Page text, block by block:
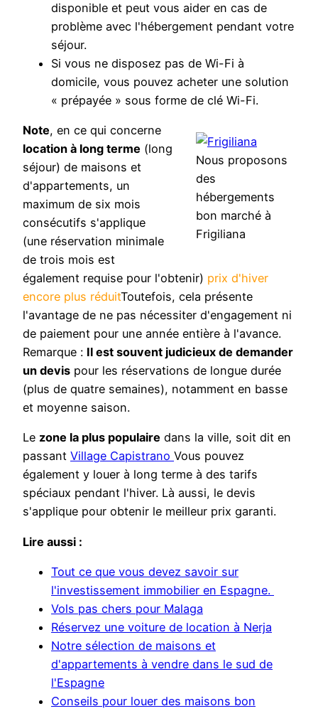
disponible et peut vous aider en cas de
problème avec l'hébergement pendant votre
séjour.
Si vous ne disposez pas de Wi-Fi à
domicile, vous pouvez acheter une solution
« prépayée » sous forme de clé Wi-Fi.
Nous proposons
des
hébergements
bon marché à
Frigiliana
Note, en ce qui concerne
location à long terme (long
séjour) de maisons et
d'appartements, un
maximum de six mois
consécutifs s'applique
(une réservation minimale
de trois mois est
également requise pour l'obtenir) prix d'hiver
encore plus réduitToutefois, cela présente
l'avantage de ne pas nécessiter d'engagement ni
de paiement pour une année entière à l'avance.
Remarque : Il est souvent judicieux de demander
un devis pour les réservations de longue durée
(plus de quatre semaines), notamment en basse
et moyenne saison.
Le zone la plus populaire dans la ville, soit dit en
passant Village Capistrano Vous pouvez
également y louer à long terme à des tarifs
spéciaux pendant l'hiver. Là aussi, le devis
s'applique pour obtenir le meilleur prix garanti.
Lire aussi :
Tout ce que vous devez savoir sur
l'investissement immobilier en Espagne.
Vols pas chers pour Malaga
Réservez une voiture de location à Nerja
Notre sélection de maisons et
d'appartements à vendre dans le sud de
l'Espagne
Conseils pour louer des maisons bon